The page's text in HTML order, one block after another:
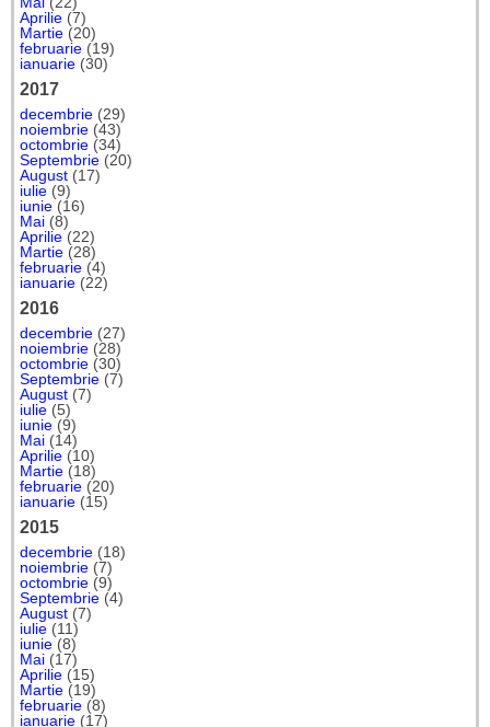
Aprilie (7)
Martie (20)
februarie (19)
ianuarie (30)
2017
decembrie (29)
noiembrie (43)
octombrie (34)
Septembrie (20)
August (17)
iulie (9)
iunie (16)
Mai (8)
Aprilie (22)
Martie (28)
februarie (4)
ianuarie (22)
2016
decembrie (27)
noiembrie (28)
octombrie (30)
Septembrie (7)
August (7)
iulie (5)
iunie (9)
Mai (14)
Aprilie (10)
Martie (18)
februarie (20)
ianuarie (15)
2015
decembrie (18)
noiembrie (7)
octombrie (9)
Septembrie (4)
August (7)
iulie (11)
iunie (8)
Mai (17)
Aprilie (15)
Martie (19)
februarie (8)
ianuarie (17)